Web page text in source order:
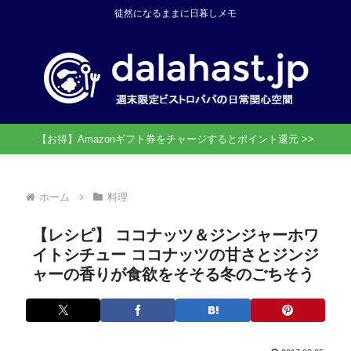
徒然になるままに日暮しメモ
【お得】Amazonギフト券をチャージするとポイント還元 >>
ホーム 料理
【レシピ】 ココナッツ＆ジンジャーホワ
イトシチュー ココナッツの甘さとジンジ
ャーの香りが食欲をそそる冬のごちそう